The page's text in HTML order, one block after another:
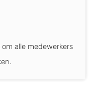
alle medewerkers